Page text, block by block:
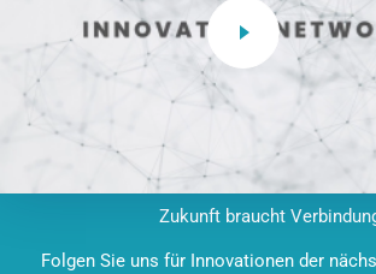
Zukunft braucht
Folgen Sie uns für Innovationen der